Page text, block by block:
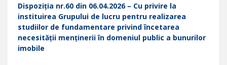
Dispoziția nr.60 din 06.04.2026 – Cu privire la
instituirea Grupului de lucru pentru realizarea
studiilor de fundamentare privind încetarea
necesității menținerii în domeniul public a bunurilor
imobile